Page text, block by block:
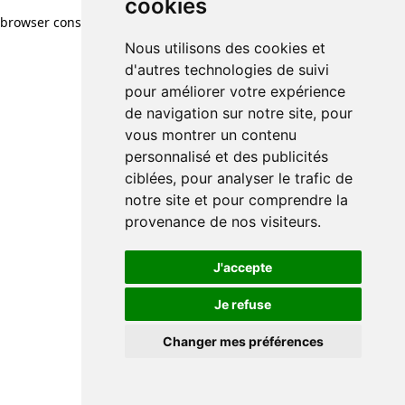
cookies
Nous utilisons des cookies et
d'autres technologies de suivi
pour améliorer votre expérience
de navigation sur notre site, pour
vous montrer un contenu
personnalisé et des publicités
ciblées, pour analyser le trafic de
notre site et pour comprendre la
provenance de nos visiteurs.
J'accepte
Je refuse
Changer mes préférences
browser console for more information)